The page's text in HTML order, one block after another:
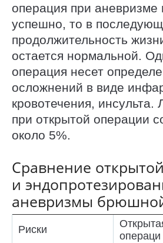
операция при аневризме
успешно, то в
продолжительность
остается нормальной.
операция несет
осложнений в виде
кровотечения, инсульта.
при открытой операции
около 5%.
Сравнение
и
аневризмы
Риски
операци